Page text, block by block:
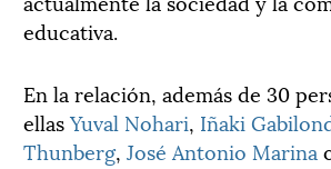
educativa.
En la relación, además de 30
ellasYuval Nohari, Iñaki
Thunberg, José Antonio Marina